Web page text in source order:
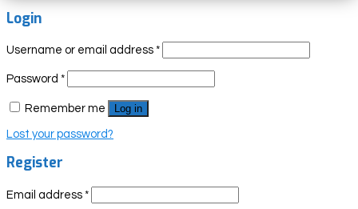
Login
Username or email address *
Password *
Remember me Log in
Lost your password?
Register
Email address *